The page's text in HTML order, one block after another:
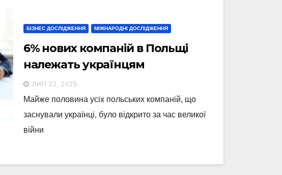
БІЗНЕС ДОСЛІДЖЕННЯ МІЖНАРОДНІ ДОСЛІДЖЕННЯ
6% нових компаній в Польщі
належать українцям
ЛИП 22, 2025
Майже половина усіх польських компаній, що
заснували українці, було відкрито за час великої
війни